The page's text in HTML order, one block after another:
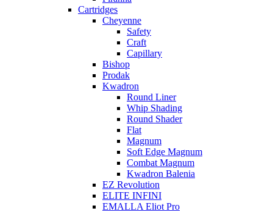
Cartridges
Cheyenne
Safety
Craft
Capillary
Bishop
Prodak
Kwadron
Round Liner
Whip Shading
Round Shader
Flat
Magnum
Soft Edge Magnum
Combat Magnum
Kwadron Balenia
EZ Revolution
ELITE INFINI
EMALLA Eliot Pro